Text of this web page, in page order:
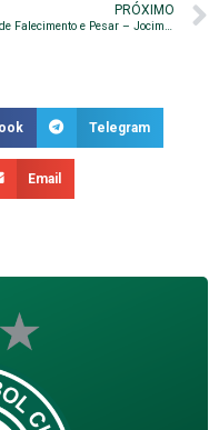
PRÓXIMO
Nota de Falecimento e Pesar – Jocimar Manoel Pazetti
Telegram
Email